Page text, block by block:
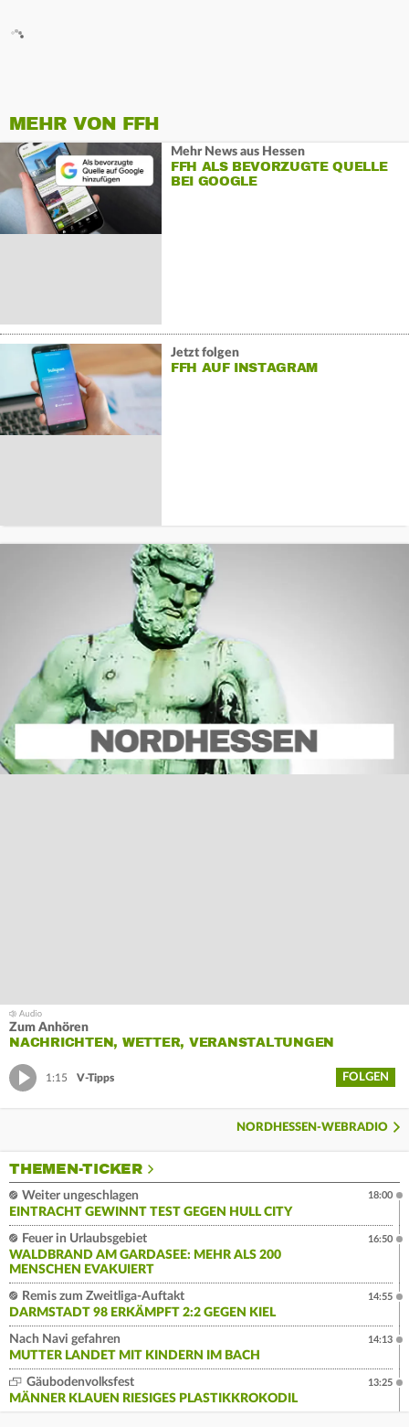
MEHR VON FFH
Mehr News aus Hessen
FFH ALS BEVORZUGTE QUELLE
BEI GOOGLE
Jetzt folgen
FFH AUF INSTAGRAM
Zum Anhören
NACHRICHTEN, WETTER, VERANSTALTUNGEN
1:15 V-Tipps FOLGEN
NORDHESSEN-WEBRADIO
THEMEN-TICKER
Weiter ungeschlagen
EINTRACHT GEWINNT TEST GEGEN HULL CITY
18:00
Feuer in Urlaubsgebiet
WALDBRAND AM GARDASEE: MEHR ALS 200
MENSCHEN EVAKUIERT
16:50
Remis zum Zweitliga-Auftakt
DARMSTADT 98 ERKÄMPFT 2:2 GEGEN KIEL
14:55
Nach Navi gefahren
MUTTER LANDET MIT KINDERN IM BACH
14:13
Gäubodenvolksfest
MÄNNER KLAUEN RIESIGES PLASTIKKROKODIL
13:25